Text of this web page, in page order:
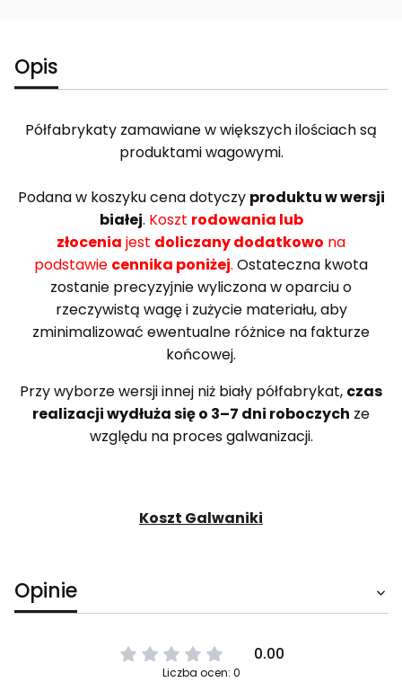
Opis
Półfabrykaty zamawiane w większych ilościach są
produktami wagowymi.
Podana w koszyku cena dotyczy produktu w wersji
białej. Koszt rodowania lub
złocenia jest doliczany dodatkowo na
podstawie cennika poniżej. Ostateczna kwota
zostanie precyzyjnie wyliczona w oparciu o
rzeczywistą wagę i zużycie materiału, aby
zminimalizować ewentualne różnice na fakturze
końcowej.
Przy wyborze wersji innej niż biały półfabrykat, czas
realizacji wydłuża się o 3–7 dni roboczych ze
względu na proces galwanizacji.
Koszt Galwaniki
Opinie
0.00
Liczba ocen: 0